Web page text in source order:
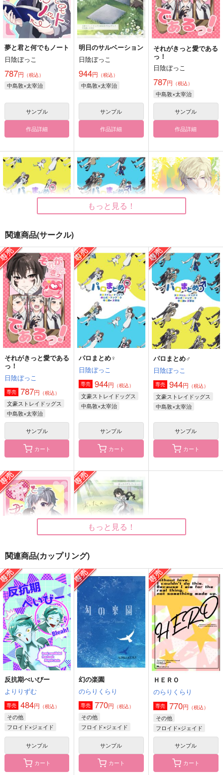
夢と君と何でもノート
日陰ぼっこ
787円 （税込）
中島敦×太宰治
サンプル
作品詳細
明日のサルベーション
日陰ぼっこ
944円 （税込）
中島敦×太宰治
サンプル
作品詳細
それがきっと愛である
っ！
日陰ぼっこ
787円 （税込）
中島敦×太宰治
サンプル
作品詳細
パロまとめ♀
日陰ぼっこ
944円（税込）
中島敦×太宰治
サンプル
作品詳細
パロまとめ♂
日陰ぼっこ
944円（税込）
中島敦×太宰治
サンプル
作品詳細
ずっと、ただの、友だ
ZiGZAG
787 （税込）
ルーク×ヴィル
サンプル
作品詳細
キセキに願いを
fksm.//
787円（税込）
丹恒×星
サンプル
作品詳細
キラキラふたつ
お大事にどうぞ
1,430円（税込）
フロイド×ジェイド
サンプル サンプル
その瞳に映る色
性癖の闇鍋
1,572円 （税込）
フロイド×ジェイド
サンプル
作品詳細
君にまつわる愛の話
白紙のメモ帖
2,200 円 （税込）
フィガロ×ファウスト
サンプル
作品詳細
君に、青い星の冠を
よもやま文庫
944円 （税込）
ぐだ子
サンプル
作品詳細
もっと見る！
関連商品(サークル)
それがきっと愛である
っ！
日陰ぼっこ
専売 787円 （税込）
文豪ストレイドッグス
中島敦×太宰治
サンプル
カート
パロまとめ♀
日陰ぼっこ
専売 944円 （税込）
文豪ストレイドッグス
中島敦×太宰治
サンプル
カート
パロまとめ♂
日陰ぼっこ
専売 944円 （税込）
文豪ストレイドッグス
中島敦×太宰治
サンプル
カート
夢と君と何でもノート
日陰ぼっこ
専売 787円（税込）
文豪ストレイドッグス
中島敦×太宰治
サンプル
カート
明日のサルベーション
日陰ぼっこ
専売 944 円（税込）
文豪ストレイドッグス
中島敦×太宰治
サンプル
カート
もっと見る！
関連商品(カップリング)
反抗期べいびー
よりりずむ
専売 484円 （税込）
その他
フロイド×ジェイド
サンプル
カート
幻の楽園
のらりくらり
専売 770円 （税込）
その他
フロイド×ジェイド
サンプル
カート
ＨＥＲＯ
のらりくらり
専売 770円 （税込）
その他
フロイド×ジェイド
サンプル
カート